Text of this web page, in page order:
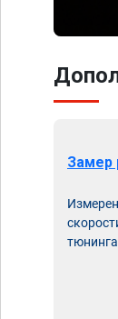
Замер
тюнинга